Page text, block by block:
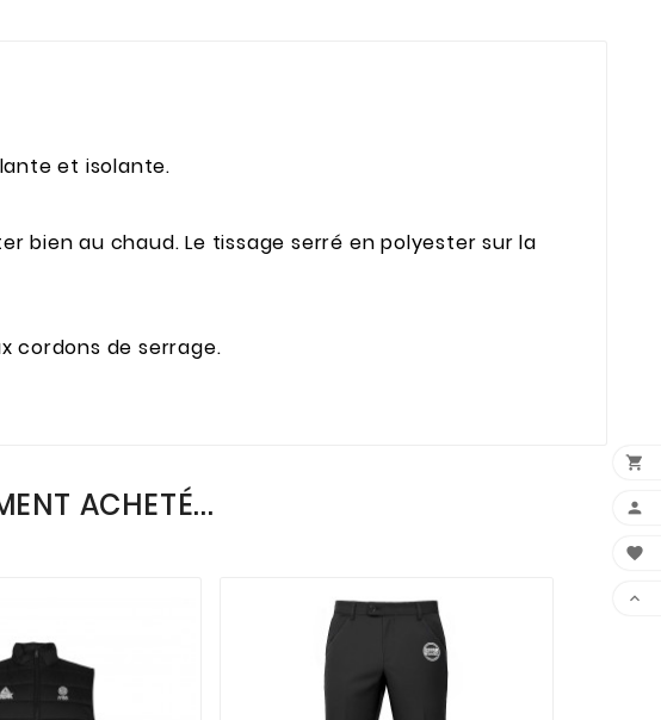
et isolante.
bien au chaud. Le tissage serré en polyester sur la
cordons de serrage.
ACHETÉ...



